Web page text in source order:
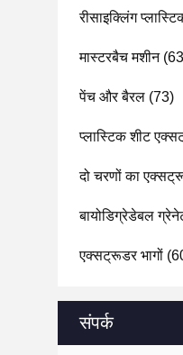
रीसाइक्लिंग
मास्टरबैच मशीन
पेंच और बैरल (73)
प्लास्टिक शीट
दो चरणों का
बायोडिग्रेडेबल
एक्सट्रूडर भागों
संपर्क